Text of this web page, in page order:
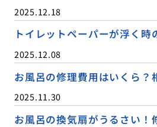
2025.12.18
トイレットペーパーが浮く時
2025.12.08
お風呂の修理費用はいくら？
2025.11.30
お風呂の換気扇がうるさい！